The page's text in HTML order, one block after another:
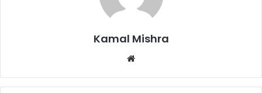
Kamal Mishra
Website